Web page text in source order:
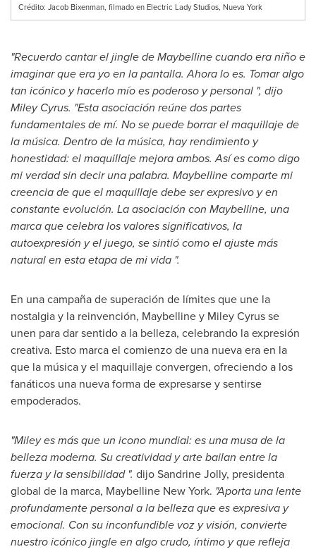
Crédito: Jacob Bixenman, filmado en Electric Lady Studios, Nueva York
"Recuerdo cantar el jingle de Maybelline cuando era niño e
imaginar que era yo en la pantalla. Ahora lo es. Tomar algo
tan icónico y hacerlo mío es poderoso y personal ", dijo
Miley Cyrus. "Esta asociación reúne dos partes
fundamentales de mí. No se puede borrar el maquillaje de
la música. Dentro de la música, hay rendimiento y
honestidad: el maquillaje mejora ambos. Así es como digo
mi verdad sin decir una palabra. Maybelline comparte mi
creencia de que el maquillaje debe ser expresivo y en
constante evolución. La asociación con Maybelline, una
marca que celebra los valores significativos, la
autoexpresión y el juego, se sintió como el ajuste más
natural en esta etapa de mi vida ".
En una campaña de superación de límites que une la
nostalgia y la reinvención, Maybelline y Miley Cyrusse
unen para dar sentido a la belleza, celebrando la expresión
creativa. Esto marca el comienzo de una nueva era en la
que la música y el maquillaje convergen, ofreciendo a los
fanáticos una nueva forma de expresarse y sentirse
empoderados.
"Miley es más que un icono mundial: es una musa de la
belleza moderna. Su creatividad y arte bailan entre la
fuerza y la sensibilidad ". dijoSandrine Jolly, presidenta
global de la marca, Maybelline New York. "Aporta una lente
profundamente personal a la belleza que es expresiva y
emocional. Con su inconfundible voz y visión, convierte
nuestro icónico jingle en algo crudo, íntimo y que refleja